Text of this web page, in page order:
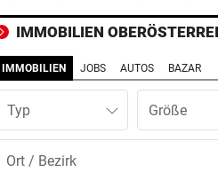
Penisbilder verschickt: So
reagierten die Vereine
ABER KEIN MORDVERSUCH vor 9
Messerstecher muss für
Jahre ins Gefängnis
vor
IMMOBILIEN
IMMOBILIEN JOBS AUTOS BAZAR
Typ